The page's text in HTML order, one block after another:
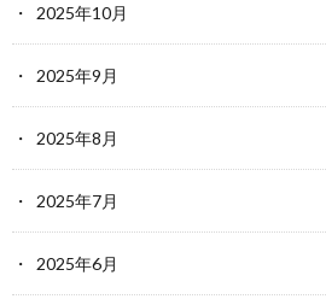
2025年10月
2025年9月
2025年8月
2025年7月
2025年6月